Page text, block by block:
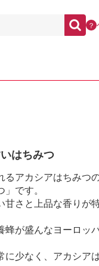
？
はちみつ
るアカシアはちみつ
です。
さと上品な香りが特
が盛んなヨーロッ
に少なく、アカシア